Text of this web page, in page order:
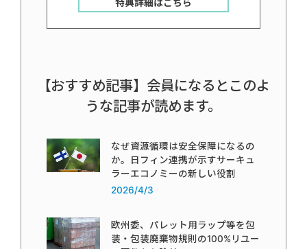
特典詳細はこちら
【おすすめ記事】会員になるとこのよ
うな記事が読めます。
なぜ資源循環は安全保障になるの
か。日フィン連携が示すサーキュ
ラーエコノミーの新しい役割
2026/4/3
欧州委、パレット用ラップ等を包
装・包装廃棄物規則の100%リユー